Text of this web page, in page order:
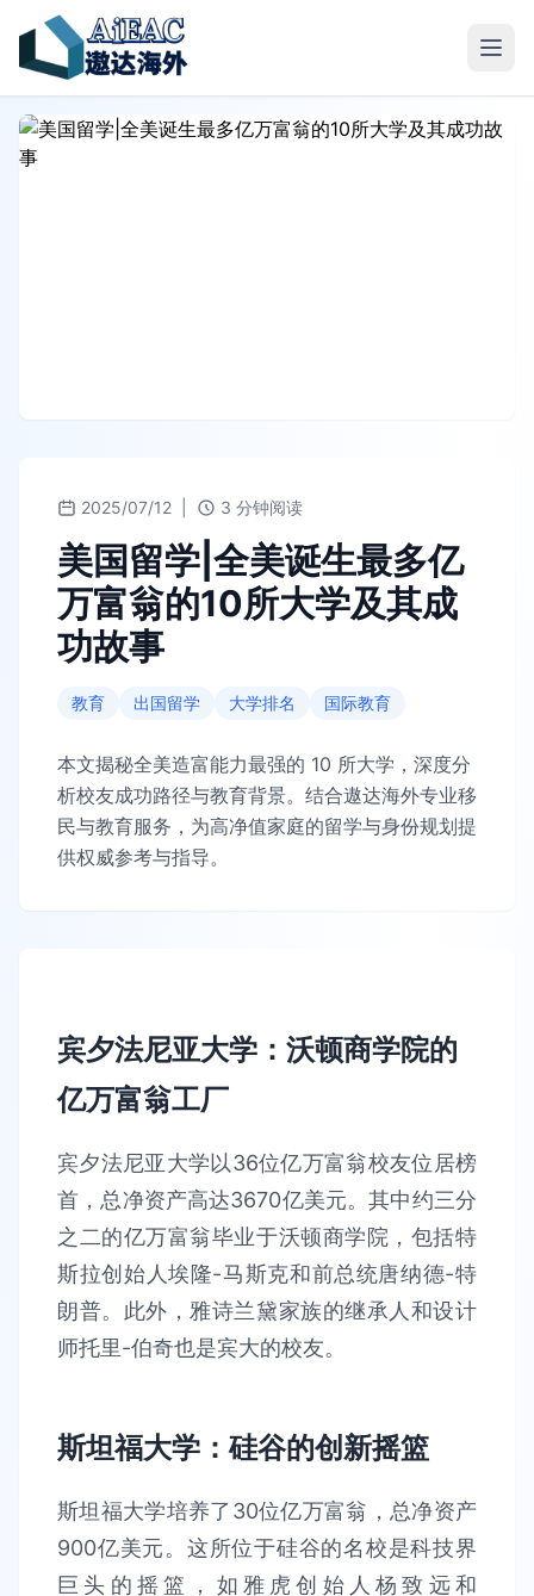
2025/07/12 3 分钟阅读
美国留学|全美诞生最多亿
万富翁的10所大学及其成
功故事
教育 出国留学 大学排名 国际教育
本文揭秘全美造富能力最强的 10 所大学，深度分
析校友成功路径与教育背景。结合遨达海外专业移
民与教育服务，为高净值家庭的留学与身份规划提
供权威参考与指导。
宾夕法尼亚大学：沃顿商学院的
亿万富翁工厂
宾夕法尼亚大学以36位亿万富翁校友位居榜
首，总净资产高达3670亿美元。其中约三分
之二的亿万富翁毕业于沃顿商学院，包括特
斯拉创始人埃隆-马斯克和前总统唐纳德-特
朗普。此外，雅诗兰黛家族的继承人和设计
师托里-伯奇也是宾大的校友。
斯坦福大学：硅谷的创新摇篮
斯坦福大学培养了30位亿万富翁，总净资产
900亿美元。这所位于硅谷的名校是科技界
巨头的摇篮，如雅虎创始人杨致远和